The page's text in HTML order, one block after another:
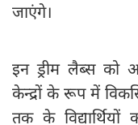
जाएंगे।
इन ड्रीम लैब्स को
केन्द्रों के रूप में
तक के विद्यार्थियों